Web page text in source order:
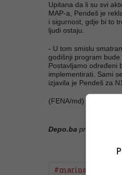
Upitana da li su svi
MAP-a, Pendeš je
i sigurnost, gdje bi to
ljudi ostaju.
- U tom smislu
godišnji program bude
Postavljamo određeni
implementirati. Sami
izjavila je Pendeš za N1.
(FENA/md)
Depo.ba pratite
#marina mendeš